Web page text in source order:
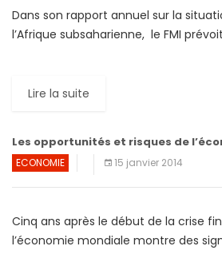
Dans son rapport annuel sur la
l’Afrique subsaharienne, le FMI
Lire la suite
Les opportunités et risques de
ECONOMIE 15 janvier 2014
Cinq ans après le début de la crise
l’économie mondiale montre des